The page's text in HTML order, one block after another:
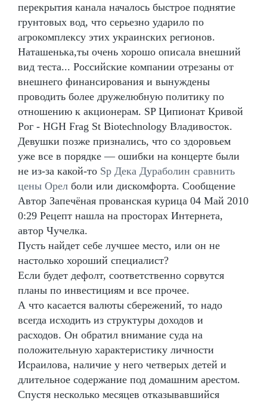
перекрытия канала началось быстрое поднятие
грунтовых вод, что серьезно ударило по
агрокомплексу этих украинских регионов.
Наташенька,ты очень хорошо описала внешний
вид теста... Российские компании отрезаны от
внешнего финансирования и вынуждены
проводить более дружелюбную политику по
отношению к акционерам. SP Ципионат Кривой
Рог - HGH Frag St Biotechnology Владивосток.
Девушки позже признались, что со здоровьем
уже все в порядке — ошибки на концерте были
не из-за какой-то Sp Дека Дураболин сравнить
цены Орел боли или дискомфорта. Сообщение
Автор Запечёная прованская курица 04 Май 2010
0:29 Рецепт нашла на просторах Интернета,
автор Чучелка.
Пусть найдет себе лучшее место, или он не
настолько хороший специалист?
Если будет дефолт, соответственно сорвутся
планы по инвестициям и все прочее.
А что касается валюты сбережений, то надо
всегда исходить из структуры доходов и
расходов. Он обратил внимание суда на
положительную характеристику личности
Исраилова, наличие у него четверых детей и
длительное содержание под домашним арестом.
Спустя несколько месяцев отказывавшийся